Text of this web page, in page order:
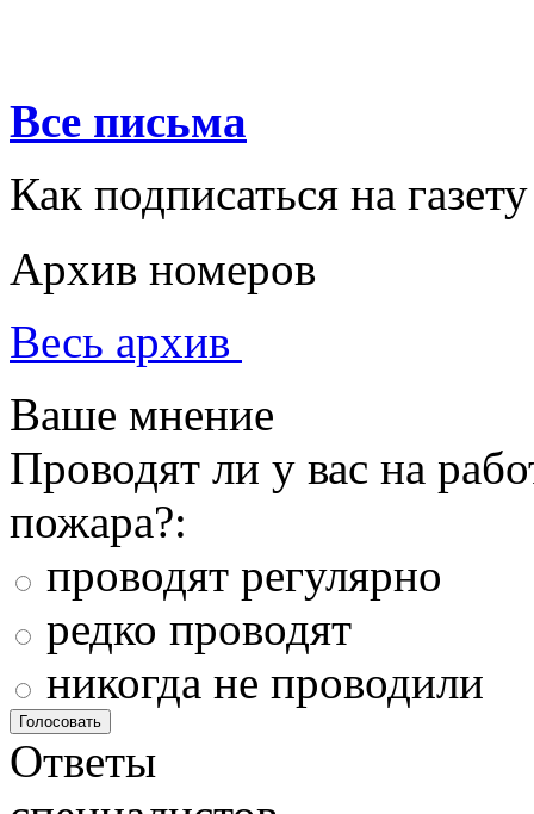
Все письма
Как подписаться на газету
Архив номеров
Весь архив
Ваше мнение
Проводят ли у вас на
пожара?:
проводят регулярно
редко проводят
никогда не проводили
Ответы